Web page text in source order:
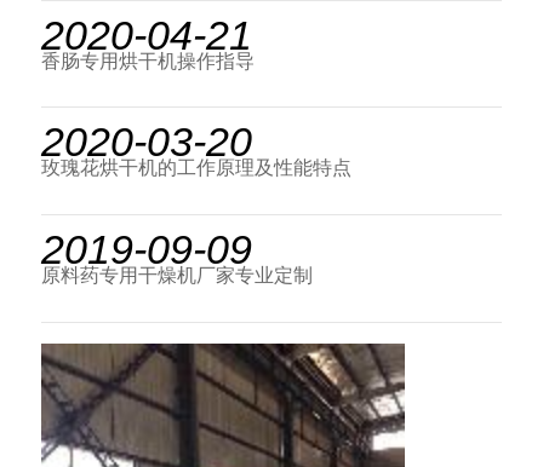
2020-04-21
香肠专用烘干机操作指导
2020-03-20
玫瑰花烘干机的工作原理及性能特点
2019-09-09
原料药专用干燥机厂家专业定制